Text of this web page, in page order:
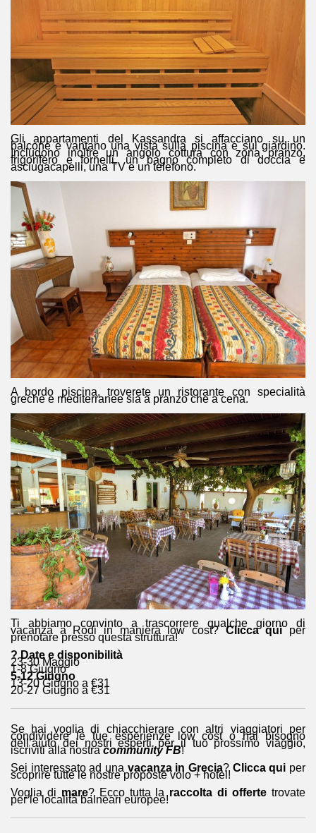
Gli appartamenti del Kassandra si affacciano su un
balcone e vantano una vista sulla piscina e sul giardino.
Includono inoltre un angolo cottura con zona pranzo,
frigorifero e fornelli, un bagno completo di doccia e
asciugacapelli, una TV e un telefono.
A bordo piscina, troverete un ristorante con specialità
greche e mediterranee sia a pranzo che a cena.
Ti abbiamo convinto a trascorrere qualche giorno di
vacanza a Rodi in maniera low cost?Clicca quiper
prenotare presso questa struttura!
? Date e disponibilità
23-30 Maggio
1-8 Giugno
5-12 Giugno
13-20 Giugno a €31
20-27 Giugno a €31
Se hai voglia di chiacchierare con altri viaggiatori per
condividere le tue esperienze low cost o hai bisogno
dell’aiuto dei nostri esperti per il tuo prossimo viaggio,
iscriviti alla nostracommunity FB!
Sei interessato ad una vacanza in Grecia? Clicca qui per
scoprire tutte le nostre proposte volo + hotel!
Voglia di mare? Ecco tutta la raccolta di offerte trovate
per le località balneari europee!